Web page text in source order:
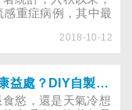
細胞治療的人體試
日本或烏克蘭尋求
名病人受惠。
重症病例，其中最
療，不排除併發腦
，究竟打流感疫苗夠
2018-10-12
「泡菜」有哪些健康益處？DIY自製泡菜，該怎麼做？
慾，還是天氣冷想